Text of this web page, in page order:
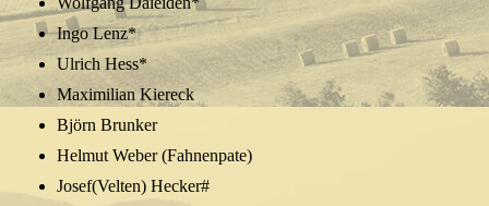
Ingo Lenz*
Ulrich Hess*
Maximilian Kiereck
Björn Brunker
Helmut Weber (Fahnenpate)
Josef(Velten) Hecker#